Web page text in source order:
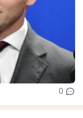
0